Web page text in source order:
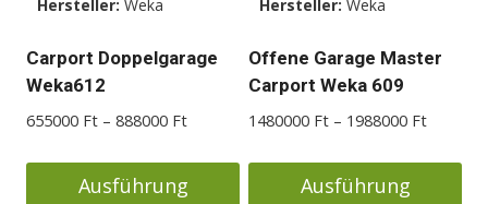
Hersteller: Weka
Carport Doppelgarage
Weka612
655000 Ft – 888000 FtPreisspanne:
bis
888000 Ft
Ausführung
Hersteller: Weka
Offene Garage Master
Carport Weka 609
1480000 Ft – 1988000 Ft
bis
Ausführung